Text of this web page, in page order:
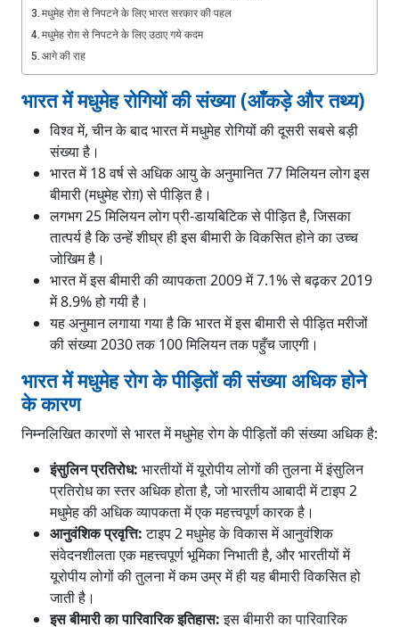
मधुमेह रोग़ से निपटने के लिए भारत सरकार की पहल
मधुमेह रोग़ से निपटने के लिए उठाए गये कदम
आगे की राह
भारत में मधुमेह रोगियों की संख्या (आँकड़े और तथ्य)
विश्व में, चीन के बाद भारत में मधुमेह रोगियों की दूसरी सबसे बड़ी
संख्या है।
भारत में 18 वर्ष से अधिक आयु के अनुमानित 77 मिलियन लोग इस
बीमारी (मधुमेह रोग़) से पीड़ित है।
लगभग 25 मिलियन लोग प्री-डायबिटिक से पीड़ित है, जिसका
तात्पर्य है कि उन्हें शीघ्र ही इस बीमारी के विकसित होने का उच्च
जोखिम है।
भारत में इस बीमारी की व्यापकता 2009 में 7.1% से बढ़कर 2019
में 8.9% हो गयी है।
यह अनुमान लगाया गया है कि भारत में इस बीमारी से पीड़ित मरीजों
की संख्या 2030 तक 100 मिलियन तक पहुँच जाएगी।
भारत में मधुमेह रोग के पीड़ितों की संख्या अधिक होने
के कारण
निम्नलिखित कारणों से भारत में मधुमेह रोग के पीड़ितों की संख्या अधिक है:
इंसुलिन प्रतिरोध: भारतीयों में यूरोपीय लोगों की तुलना में इंसुलिन
प्रतिरोध का स्तर अधिक होता है, जो भारतीय आबादी में टाइप 2
मधुमेह की अधिक व्यापकता में एक महत्त्वपूर्ण कारक है।
आनुवंशिक प्रवृत्ति:टाइप 2 मधुमेह के विकास में आनुवंशिक
संवेदनशीलता एक महत्त्वपूर्ण भूमिका निभाती है, और भारतीयों में
यूरोपीय लोगों की तुलना में कम उम्र में ही यह बीमारी विकसित हो
जाती है।
इस बीमारी का पारिवारिक इतिहास:इस बीमारी का पारिवारिक